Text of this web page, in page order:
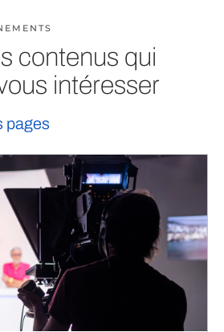
contenus qui
intéresser
pages